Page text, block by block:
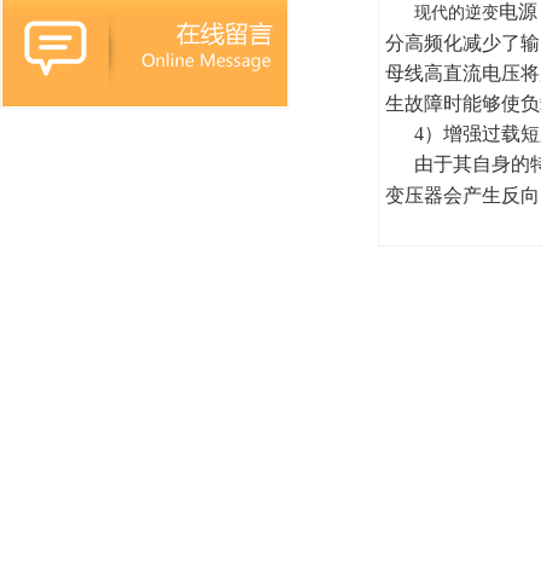
现代的逆变电
分高频化减少了
母线高直流电压
生故障时能够使
4）增强过载
由于其自身的
变压器会产生反